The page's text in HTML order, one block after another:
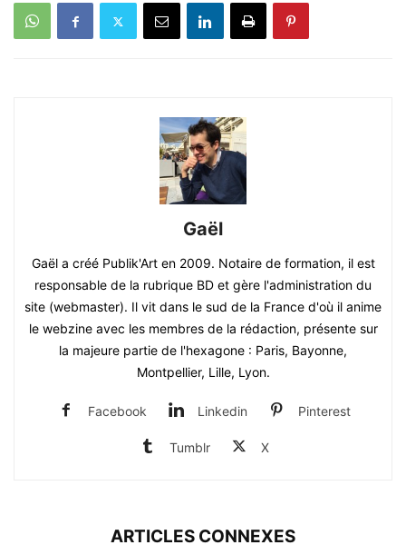
Gaël
Gaël a créé Publik'Art en 2009. Notaire de formation, il est
responsable de la rubrique BD et gère l'administration du
site (webmaster). Il vit dans le sud de la France d'où il anime
le webzine avec les membres de la rédaction, présente sur
la majeure partie de l'hexagone : Paris, Bayonne,
Montpellier, Lille, Lyon.
Facebook Linkedin Pinterest
Tumblr X
ARTICLES CONNEXES